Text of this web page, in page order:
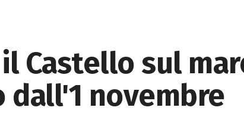
Castello sul
dall'1 novembre